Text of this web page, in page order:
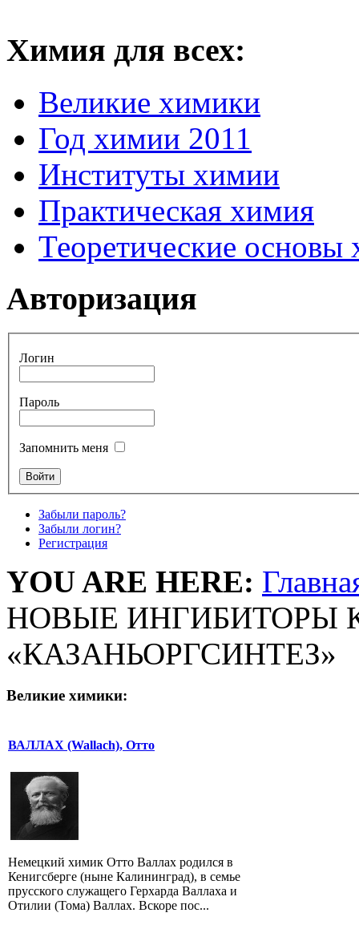
Химия для всех:
Великие химики
Год химии 2011
Институты химии
Практическая химия
Теоретические основы
Авторизация
Логин
Пароль
Запомнить меня
Забыли пароль?
Забыли логин?
Регистрация
YOU ARE HERE:
НОВЫЕ ИНГИБИТОРЫ
«КАЗАНЬОРГСИНТЕЗ»
Великие химики:
ВАЛЛАХ (Wallach), Отто
Немецкий химик Отто Валлах родился в
Кенигсберге (ныне Калининград), в семье
прусского служащего Герхарда Валлаха и
Отилии (Тома) Валлах. Вскоре пос...